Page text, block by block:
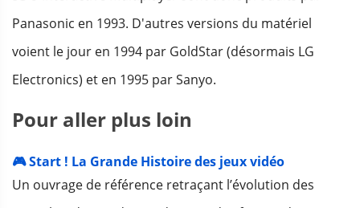
Panasonic en 1993. D'autres versions du matériel
voient le jour en 1994 par GoldStar (désormais LG
Electronics) et en 1995 par Sanyo.
Pour aller plus loin
🎮 Start ! La Grande Histoire des jeux vidéo
Un ouvrage de référence retraçant l’évolution des